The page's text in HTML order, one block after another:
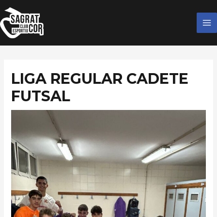
al
contenido
LIGA REGULAR CADETE
FUTSAL